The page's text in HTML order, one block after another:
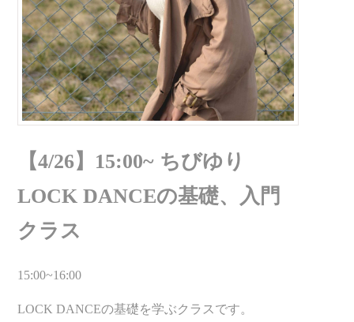
【4/26】15:00~ ちびゆり
LOCK DANCEの基礎、入門
クラス
15:00~16:00
LOCK DANCEの基礎を学ぶクラスです。